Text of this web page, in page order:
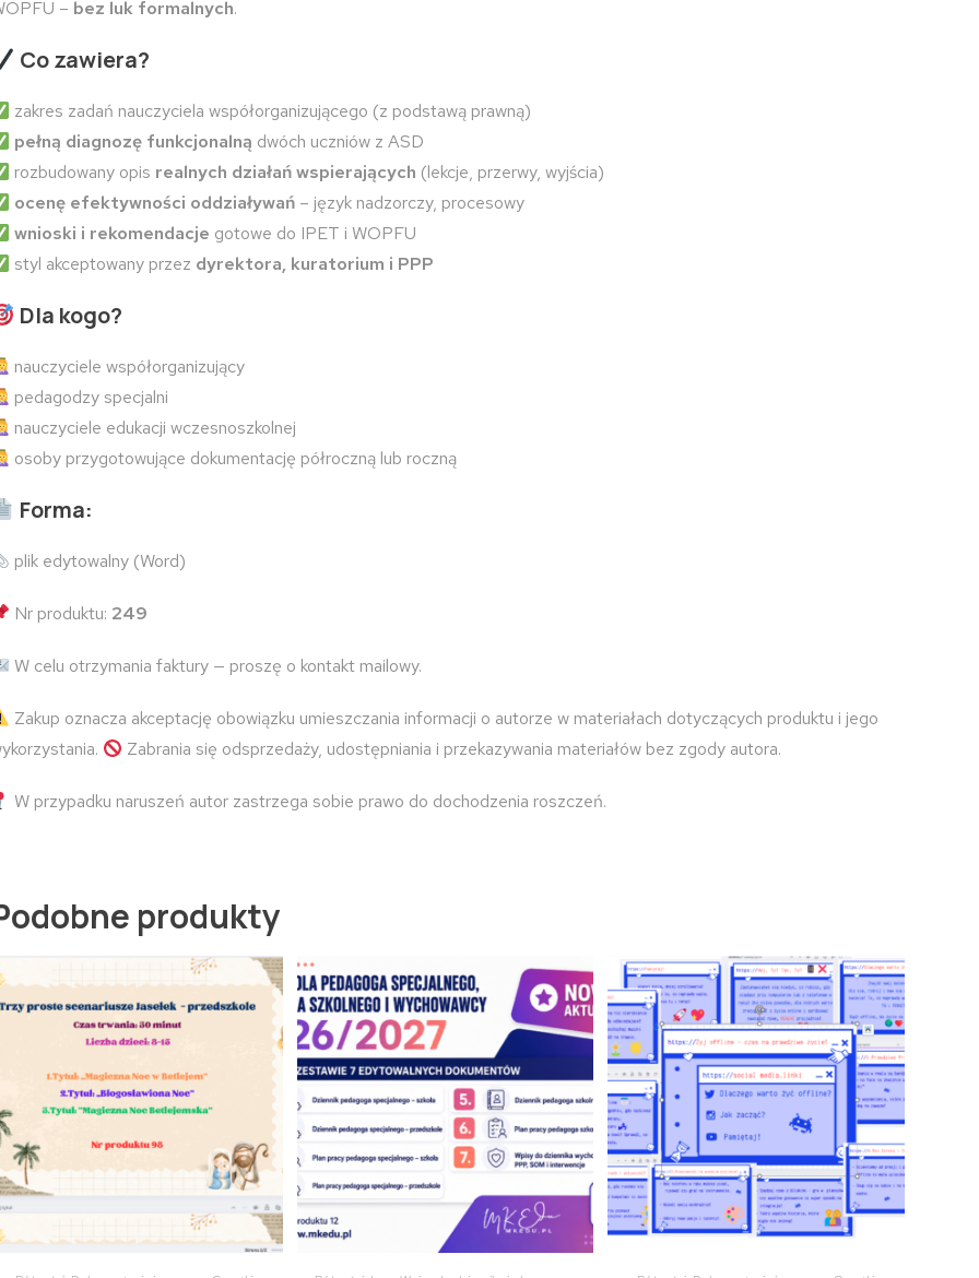
– bez luk formalnych.
Co zawiera?
zakres zadań nauczyciela współorganizującego (z podstawą prawną)
pełną diagnozę funkcjonalną dwóch uczniów z ASD
rozbudowany opis realnych działań wspierających (lekcje, przerwy, wyjścia)
ocenę efektywności oddziaływań – język nadzorczy, procesowy
wnioski i rekomendacje gotowe do IPET i WOPFU
styl akceptowany przez dyrektora, kuratorium i PPP
Dla kogo?
nauczyciele współorganizujący
pedagodzy specjalni
nauczyciele edukacji wczesnoszkolnej
osoby przygotowujące dokumentację półroczną lub roczną
Forma:
plik edytowalny (Word)
Nr produktu: 249
W celu otrzymania faktury — proszę o kontakt mailowy.
Zakup oznacza akceptację obowiązku umieszczania informacji o autorze w materiałach dotyczących produktu i jego
Zabrania się odsprzedaży, udostępniania i przekazywania materiałów bez zgody autora.
W przypadku naruszeń autor zastrzega sobie prawo do dochodzenia roszczeń.
produkty